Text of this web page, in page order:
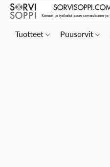
Tuotteet Puusorvit